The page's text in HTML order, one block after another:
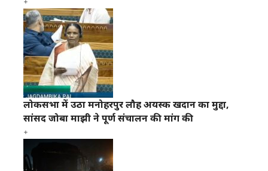
लोकसभा में उठा मनोहरपुर लौह अयस्क खदान का मुद्दा,
सांसद जोबा माझी ने पूर्ण संचालन की मांग की